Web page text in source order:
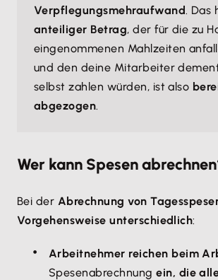
Verpflegungsmehraufwand. Das
anteiliger Betrag, der für die zu
eingenommenen Mahlzeiten
und den deine Mitarbeiter
selbst zahlen würden, ist also
abgezogen.
Wer kann Spesen
Bei der Abrechnung von
Vorgehensweise unterschiedlich:
Arbeitnehmer reichen beim
Spesenabrechnung ein, die